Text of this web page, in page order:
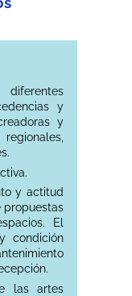
diferentes
y
y
y actitud
propuestas
El
condición
las artes